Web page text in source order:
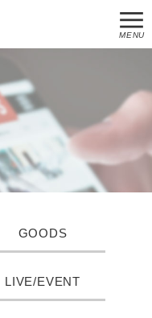
MENU
GOODS
LIVE/EVENT